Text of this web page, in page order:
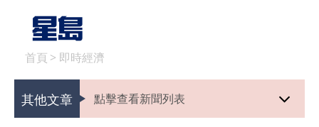
首頁 > 即時經濟
其他文章 點擊查看新聞列表